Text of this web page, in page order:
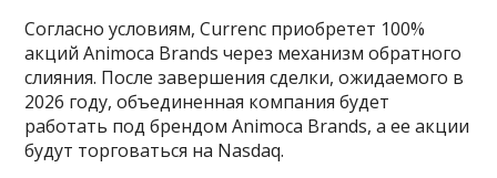
Согласно условиям, Currenc приобретет 100%
акций Animoca Brands через механизм обратного
слияния. После завершения сделки, ожидаемого в
2026 году, объединенная компания будет
работать под брендом Animoca Brands, а ее акции
будут торговаться на Nasdaq.